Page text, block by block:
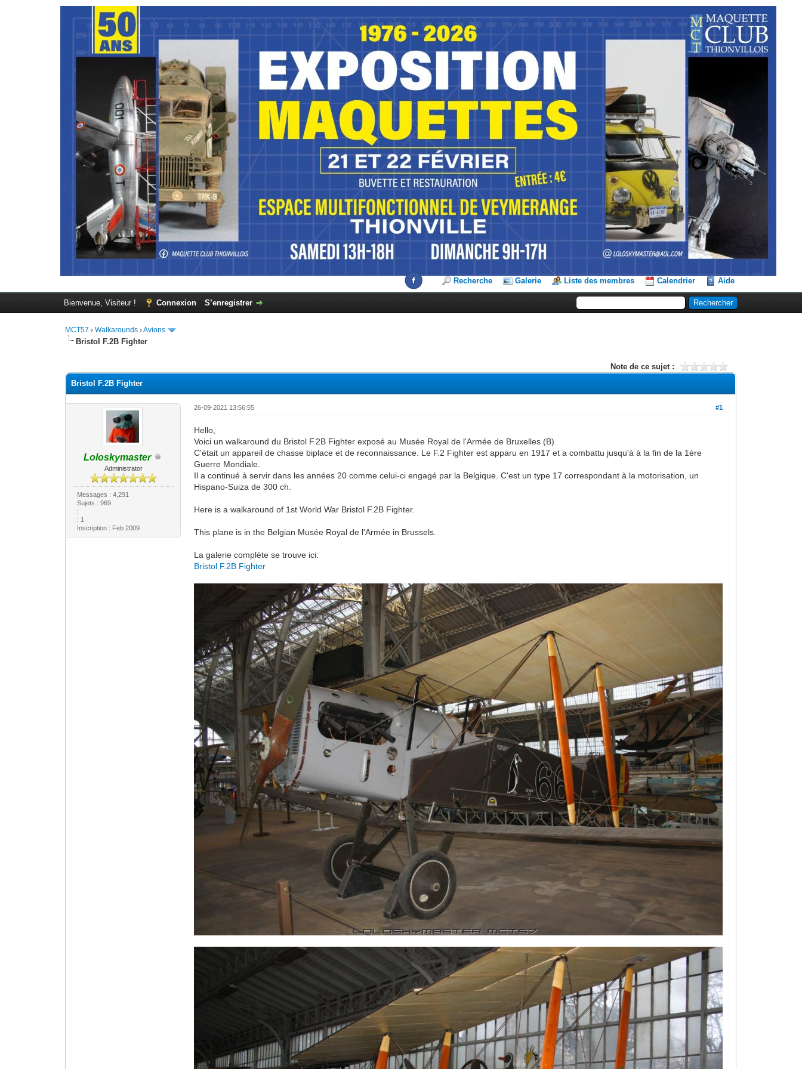
Recherche Galerie Liste des membres Calendrier Aide
Bienvenue, Visiteur ! Connexion S’enregistrer
MCT57 ›Walkarounds ›Avions
Bristol F.2B Fighter
Note de ce sujet :
Bristol F.2B Fighter
Loloskymaster
Administrator
Messages : 4,291
Sujets : 969
:
: 1
Inscription : Feb 2009
#1
26-09-2021 13:56:55
Hello,
Voici un walkaround du Bristol F.2B Fighter exposé au Musée Royal de l'Armée de Bruxelles (B).
C'était un appareil de chasse biplace et de reconnaissance. Le F.2 Fighter est apparu en 1917 et a combattu jusqu'à à la fin de la 1ère
Guerre Mondiale.
Il a continué à servir dans les années 20 comme celui-ci engagé par la Belgique. C'est un type 17 correspondant à la motorisation, un
Hispano-Suiza de 300 ch.
Here is a walkaround of 1st World War Bristol F.2B Fighter.
This plane is in the Belgian Musée Royal de l'Armée in Brussels.
La galerie complète se trouve ici:
Bristol F.2B Fighter